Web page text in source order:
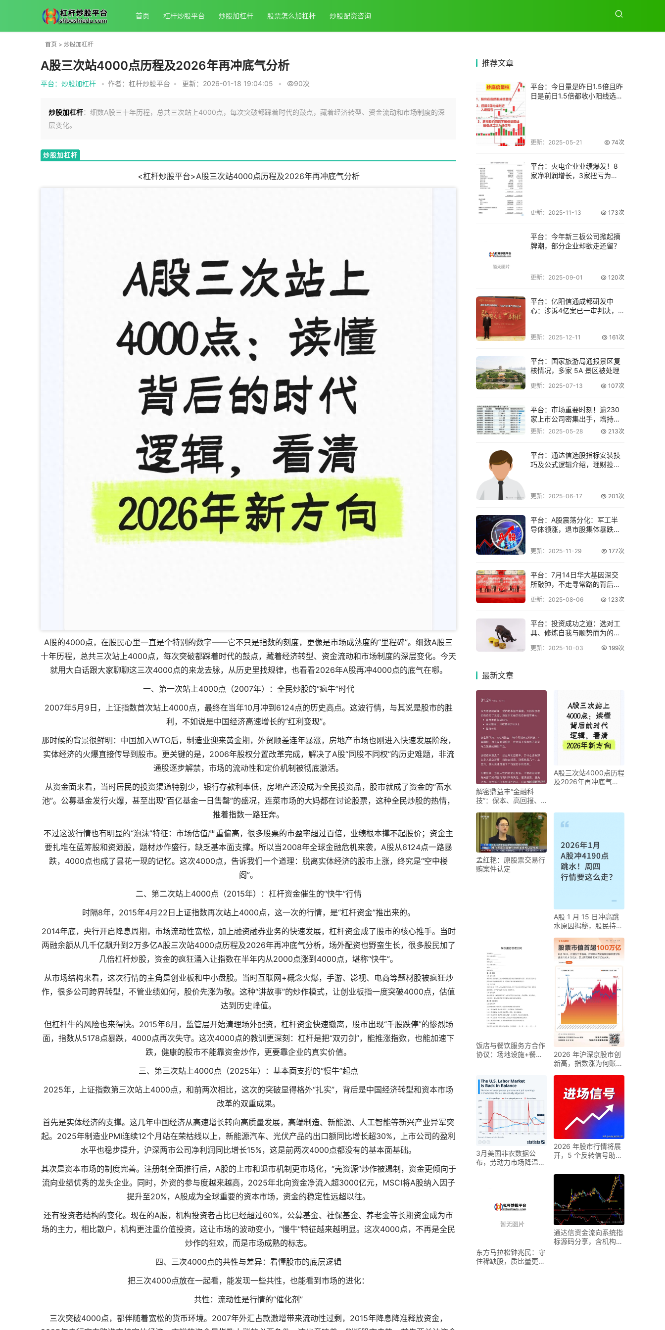
首页 杠杆炒股平台 炒股加杠杆 股票怎么加杠杆 炒股配资咨询
首页 > 炒股加杠杆
A股三次站4000点历程及2026年再冲底气分析
平台：炒股加杠杆 • 作者：杠杆炒股平台 • 更新：2026-01-18 19:04:05 • 90次
炒股加杠杆：细数A股三十年历程，总共三次站上4000点，每次突破都踩着时代的鼓点，藏着经济转型、资金流动和市场制度的深
层变化。
炒股加杠杆
<杠杆炒股平台>A股三次站4000点历程及2026年再冲底气分析
A股的4000点，在股民心里一直是个特别的数字——它不只是指数的刻度，更像是市场成熟度的“里程碑”。细数A股三
十年历程，总共三次站上4000点，每次突破都踩着时代的鼓点，藏着经济转型、资金流动和市场制度的深层变化。今天
就用大白话跟大家聊聊这三次4000点的来龙去脉，从历史里找规律，也看看2026年A股再冲4000点的底气在哪。
一、第一次站上4000点（2007年）：全民炒股的“疯牛”时代
2007年5月9日，上证指数首次站上4000点，最终在当年10月冲到6124点的历史高点。这波行情，与其说是股市的胜
利，不如说是中国经济高速增长的“红利变现”。
那时候的背景很鲜明：中国加入WTO后，制造业迎来黄金期，外贸顺差连年暴涨，房地产市场也刚进入快速发展阶段，
实体经济的火爆直接传导到股市。更关键的是，2006年股权分置改革完成，解决了A股“同股不同权”的历史难题，非流
通股逐步解禁，市场的流动性和定价机制被彻底激活。
从资金面来看，当时居民的投资渠道特别少，银行存款利率低，房地产还没成为全民投资品，股市就成了资金的“蓄水
池”。公募基金发行火爆，甚至出现“百亿基金一日售罄”的盛况，连菜市场的大妈都在讨论股票，这种全民炒股的热情，
推着指数一路狂奔。
不过这波行情也有明显的“泡沫”特征：市场估值严重偏高，很多股票的市盈率超过百倍，业绩根本撑不起股价；资金主
要扎堆在蓝筹股和资源股，题材炒作盛行，缺乏基本面支撑。所以当2008年全球金融危机来袭，A股从6124点一路暴
跌，4000点也成了昙花一现的记忆。这次4000点，告诉我们一个道理：脱离实体经济的股市上涨，终究是“空中楼
阁”。
二、第二次站上4000点（2015年）：杠杆资金催生的“快牛”行情
时隔8年，2015年4月22日上证指数再次站上4000点，这一次的行情，是“杠杆资金”推出来的。
2014年底，央行开启降息周期，市场流动性宽松，加上融资融券业务的快速发展，杠杆资金成了股市的核心推手。当时
两融余额从几千亿飙升到2万多亿A股三次站4000点历程及2026年再冲底气分析，场外配资也野蛮生长，很多股民加了
几倍杠杆炒股，资金的疯狂涌入让指数在半年内从2000点涨到4000点，堪称“快牛”。
从市场结构来看，这次行情的主角是创业板和中小盘股。当时互联网+概念火爆，手游、影视、电商等题材股被疯狂炒
作，很多公司跨界转型，不管业绩如何，股价先涨为敬。这种“讲故事”的炒作模式，让创业板指一度突破4000点，估值
达到历史峰值。
但杠杆牛的风险也来得快。2015年6月，监管层开始清理场外配资，杠杆资金快速撤离，股市出现“千股跌停”的惨烈场
面，指数从5178点暴跌，4000点再次失守。这次4000点的教训更深刻：杠杆是把“双刃剑”，能推涨指数，也能加速下
跌，健康的股市不能靠资金炒作，更要靠企业的真实价值。
三、第三次站上4000点（2025年）：基本面支撑的“慢牛”起点
2025年，上证指数第三次站上4000点，和前两次相比，这次的突破显得格外“扎实”，背后是中国经济转型和资本市场
改革的双重成果。
首先是实体经济的支撑。这几年中国经济从高速增长转向高质量发展，高端制造、新能源、人工智能等新兴产业异军突
起。2025年制造业PMI连续12个月站在荣枯线以上，新能源汽车、光伏产品的出口额同比增长超30%，上市公司的盈利
水平也稳步提升，沪深两市公司净利润同比增长15%，这是前两次4000点都没有的基本面基础。
其次是资本市场的制度完善。注册制全面推行后，A股的上市和退市机制更市场化，“壳资源”炒作被遏制，资金更倾向于
流向业绩优秀的龙头企业。同时，外资的参与度越来越高，2025年北向资金净流入超3000亿元，MSCI将A股纳入因子
提升至20%，A股成为全球重要的资本市场，资金的稳定性远超以往。
还有投资者结构的变化。现在的A股，机构投资者占比已经超过60%，公募基金、社保基金、养老金等长期资金成为市
场的主力，相比散户，机构更注重价值投资，这让市场的波动变小，“慢牛”特征越来越明显。这次4000点，不再是全民
炒作的狂欢，而是市场成熟的标志。
四、三次4000点的共性与差异：看懂股市的底层逻辑
把三次4000点放在一起看，能发现一些共性，也能看到市场的进化：
共性：流动性是行情的“催化剂”
三次突破4000点，都伴随着宽松的货币环境。2007年外汇占款激增带来流动性过剩，2015年降息降准释放资金，
推荐文章
平台：今日量是昨日1.5倍且昨
日是前日1.5倍都收小阳线选股
更新：2025-05-21 74次
平台：火电企业业绩爆发！8
家净利润增长，3家扭亏为
更新：2025-11-13 173次
平台：今年新三板公司掀起摘
牌潮，部分企业却欲走还留？
更新：2025-09-01 120次
平台：亿阳信通成都研发中
心：涉诉4亿案已一审判决，
更新：2025-12-11 161次
平台：国家旅游局通报景区复
核情况，多家 5A 景区被处理
更新：2025-07-13 107次
平台：市场重要时刻！逾230
家上市公司密集出手，增持回
购潮再起
更新：2025-05-28 213次
平台：通达信选股指标安装技
巧及公式逻辑介绍，理财投资
更新：2025-06-17 201次
平台：A股震荡分化：军工半
导体领涨，退市股集体暴跌！
更新：2025-11-29 177次
平台：7月14日华大基因深交
所敲钟，不走寻常路的背后使
更新：2025-08-06 123次
平台：投资成功之道：选对工
具、修炼自我与顺势而为的关
更新：2025-10-03 199次
最新文章
解密鼎益丰“金融科
技”：保本、高回报、
股
A股三次站4000点历程
及2026年再冲底气分
孟红艳：原股票交易行
贿案件认定
A股 1 月 15 日冲高跳
水原因揭秘，股民持仓
饭店与餐饮服务方合作
协议：场地设施+餐饮
2026 年沪深京股市创
新高，指数涨为何账户
3月美国非农数据公
布，劳动力市场降温但
2026 年股市行情将展
开，5 个反转信号助你
东方马拉松钟兆民：守
住稀缺股，质比量更重
通达信资金流向系统指
标源码分享，含机构等